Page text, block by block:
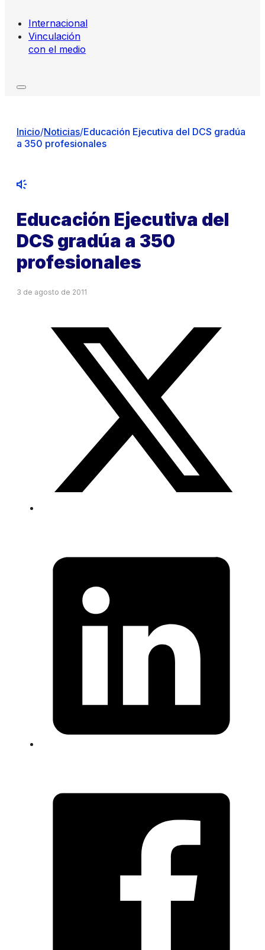
Internacional
Vinculación
con el medio
Inicio/Noticias/Educación Ejecutiva del DCS gradúa
a 350 profesionales
Educación Ejecutiva del
DCS gradúa a 350
profesionales
3 de agosto de 2011